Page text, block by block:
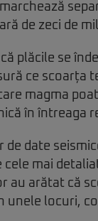
de zeci de
plăcile se
ce scoarța
magma
în întreaga
de date
mai
au arătat că
unele locuri,